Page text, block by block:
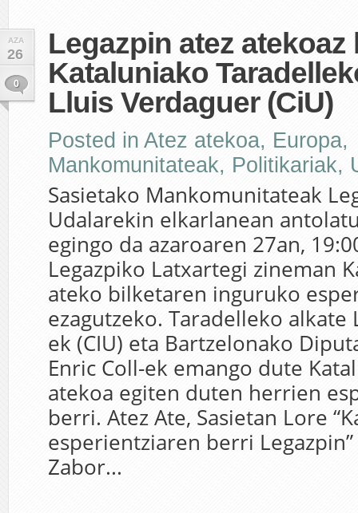
AZA
26
0
Legazpin atez atekoaz
Kataluniako
Lluis Verdaguer (CiU)
Posted in Atez atekoa, Europa,
Mankomunitateak, Politikariak,
Sasietako Mankomunitateak
Udalarekin elkarlanean
egingo da azaroaren 27an,
Legazpiko Latxartegi zineman
ateko bilketaren inguruko
ezagutzeko. Taradelleko alkate
ek (CIU) eta Bartzelonako
Enric Coll-ek emango dute
atekoa egiten duten herrien
berri. Atez Ate, Sasietan Lore
esperientziaren berri
Zabor...